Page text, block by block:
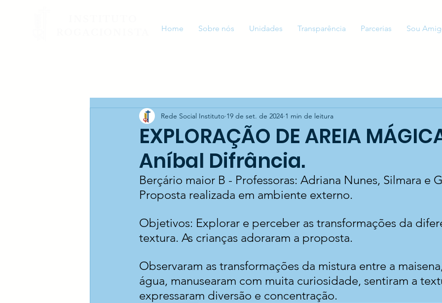
Home Sobre nós Unidades Transparência Parcerias Sou
EXPLORAÇÃO DE AREIA
Aníbal Difrância.
Rede Social Instituto 19 de set. de 2024 1 min de leitura
Berçário maior B - Professoras: Adriana Nunes, Silmara e
Proposta realizada em ambiente externo.
Objetivos: Explorar e perceber as transformações da
textura. As crianças adoraram a proposta.
Observaram as transformações da mistura entre a
água, manusearam com muita curiosidade, sentiram a
expressaram diversão e concentração.